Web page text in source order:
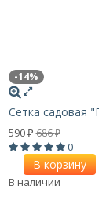
-14%
Сетка садовая
590 ₽ 686₽
0
В корзину
В наличии